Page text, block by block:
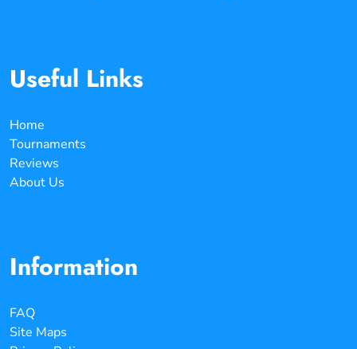
Useful Links
Home
Tournaments
Reviews
About Us
Information
FAQ
Site Maps